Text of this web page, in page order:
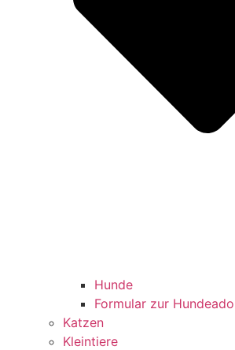
Hunde
Formular zur
Katzen
Kleintiere